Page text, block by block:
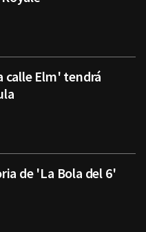
calle Elm' tendrá
de 'La Bola del 6'